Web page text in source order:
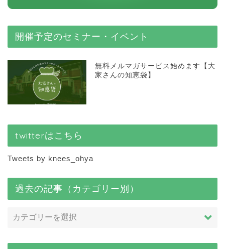
開催予定のセミナー・イベント
無料メルマガサービス始めます【大
家さんの知恵袋】
twitterはこちら
Tweets by knees_ohya
過去の記事（カテゴリー別）